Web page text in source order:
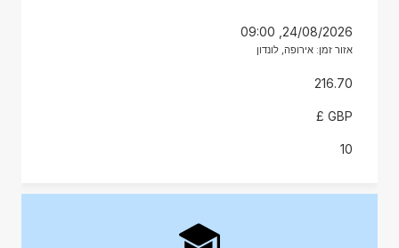
24/08/2026, 09:00
אזור זמן: אירופה, לונדון
216.70
GBP £